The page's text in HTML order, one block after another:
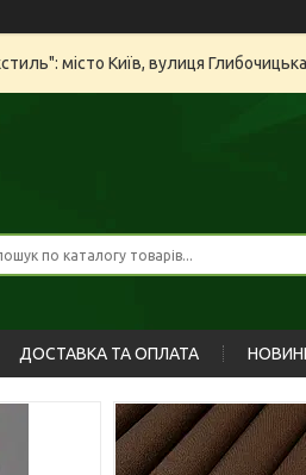
місто Київ, вулиця
ДОСТАВКА ТА ОПЛАТА